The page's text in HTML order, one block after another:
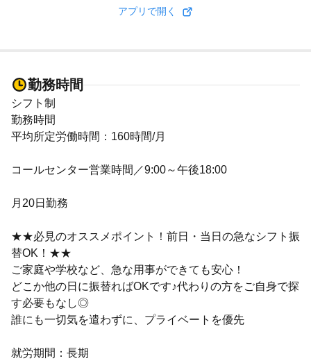
アプリで開く
勤務時間
シフト制
勤務時間
平均所定労働時間：160時間/月
コールセンター営業時間／9:00～午後18:00
月20日勤務
★★必見のオススメポイント！前日・当日の急なシフト振
替OK！★★
ご家庭や学校など、急な用事ができても安心！
どこか他の日に振替ればOKです♪代わりの方をご自身で探
す必要もなし◎
誰にも一切気を遣わずに、プライベートを優先
就労期間：長期